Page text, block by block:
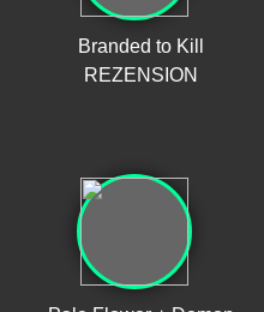
Branded to Kill
REZENSION